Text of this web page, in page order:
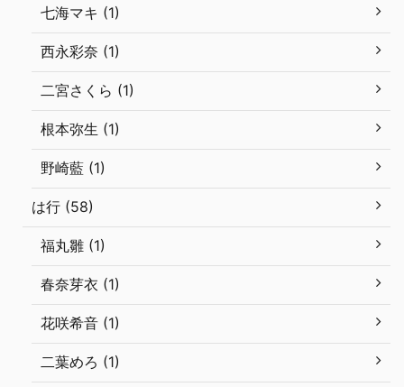
七海マキ (1)
西永彩奈 (1)
二宮さくら (1)
根本弥生 (1)
野崎藍 (1)
は行 (58)
福丸雛 (1)
春奈芽衣 (1)
花咲希音 (1)
二葉めろ (1)